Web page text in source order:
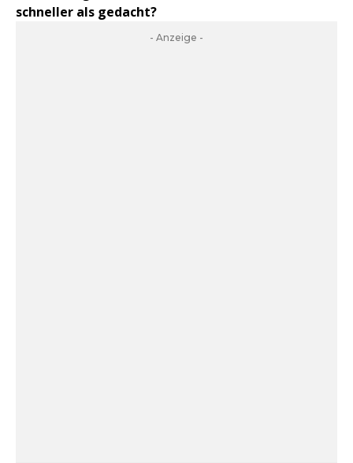
schneller als gedacht?
- Anzeige -